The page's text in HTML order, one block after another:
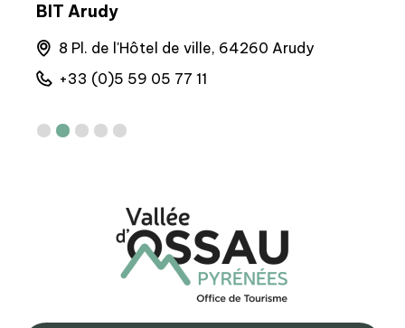
BIT Arudy
8 Pl. de l'Hôtel de ville, 64260 Arudy
+33 (0)5 59 05 77 11